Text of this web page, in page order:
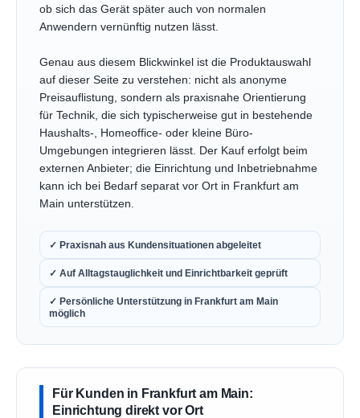
ob sich das Gerät später auch von normalen
Anwendern vernünftig nutzen lässt.
Genau aus diesem Blickwinkel ist die Produktauswahl
auf dieser Seite zu verstehen: nicht als anonyme
Preisauflistung, sondern als praxisnahe Orientierung
für Technik, die sich typischerweise gut in bestehende
Haushalts-, Homeoffice- oder kleine Büro-
Umgebungen integrieren lässt. Der Kauf erfolgt beim
externen Anbieter; die Einrichtung und Inbetriebnahme
kann ich bei Bedarf separat vor Ort in Frankfurt am
Main unterstützen.
✓ Praxisnah aus Kundensituationen abgeleitet
✓ Auf Alltagstauglichkeit und Einrichtbarkeit geprüft
✓ Persönliche Unterstützung in Frankfurt am Main
möglich
Für Kunden in Frankfurt am Main:
Einrichtung direkt vor Ort